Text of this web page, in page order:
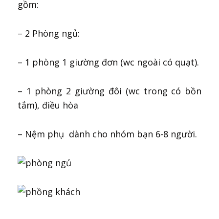
gồm:
– 2 Phòng ngủ:
– 1 phòng 1 giường đơn (wc ngoài có quạt).
– 1 phòng 2 giường đôi (wc trong có bồn
tắm), điều hòa
– Nệm phụ dành cho nhóm bạn 6-8 người.